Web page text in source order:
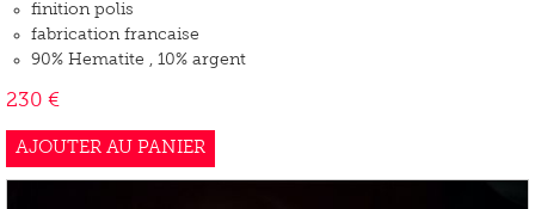
finition polis
fabrication francaise
90% Hematite , 10% argent
230 €
AJOUTER AU PANIER